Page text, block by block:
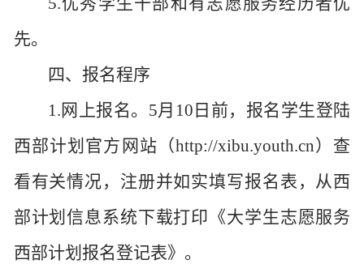
先。
四、报名程序
1.网上报名。5月10日前，报名学生登陆
西部计划官方网站（http://xibu.youth.cn）查
看有关情况，注册并如实填写报名表，从西
部计划信息系统下载打印《大学生志愿服务
西部计划报名登记表》。